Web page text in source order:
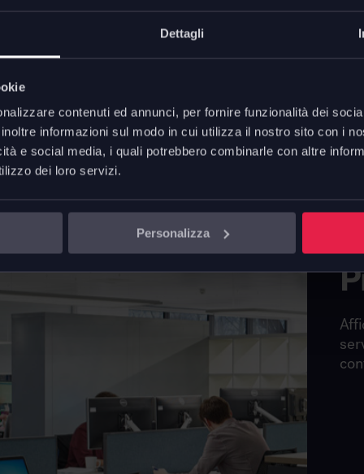
Dettagli
contenuti ed annunci, per fornire funzionalità dei
informazioni sul modo in cui utilizza il nostro sito con i
e social media, i quali potrebbero combinarle con altre
dei loro servizi.
Personalizza